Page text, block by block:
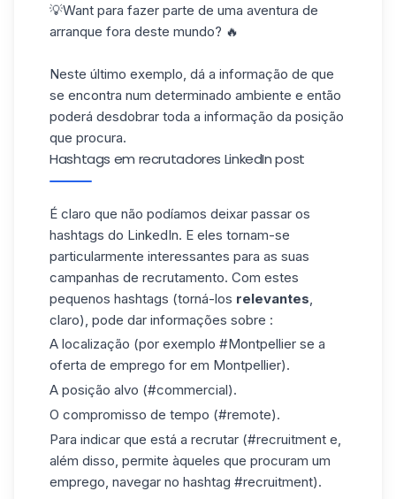
💡Want para fazer parte de uma aventura de
arranque fora deste mundo? 🔥
Neste último exemplo, dá a informação de que
se encontra num determinado ambiente e então
poderá desdobrar toda a informação da posição
que procura.
Hashtags em recrutadores LinkedIn post
É claro que não podíamos deixar passar os
hashtags do LinkedIn. E eles tornam-se
particularmente interessantes para as suas
campanhas de recrutamento. Com estes
pequenos hashtags (torná-los relevantes
claro), pode dar informações sobre :
A localização (por exemplo #Montpellier se a
oferta de emprego for em Montpellier).
A posição alvo (#commercial).
O compromisso de tempo (#remote).
Para indicar que está a recrutar (#recruitment e,
além disso, permite àqueles que procuram um
emprego, navegar no hashtag #recruitment).